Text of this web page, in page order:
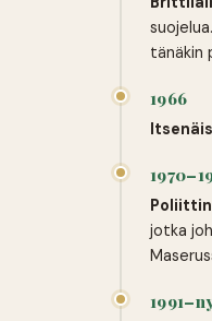
tänäkin
1966
jotka